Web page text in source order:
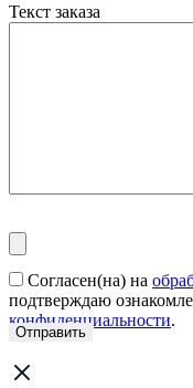
Текст заказа
Согласен(на) на
подтверждаю
конфиденциальности.